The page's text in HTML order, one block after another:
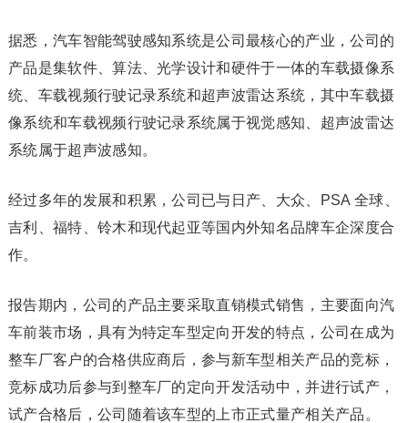
据悉，汽车智能驾驶感知系统是公司最核心的产业，公司的
产品是集软件、算法、光学设计和硬件于一体的车载摄像系
统、车载视频行驶记录系统和超声波雷达系统，其中车载摄
像系统和车载视频行驶记录系统属于视觉感知、超声波雷达
系统属于超声波感知。
经过多年的发展和积累，公司已与日产、大众、PSA 全球、
吉利、福特、铃木和现代起亚等国内外知名品牌车企深度合
作。
报告期内，公司的产品主要采取直销模式销售，主要面向汽
车前装市场，具有为特定车型定向开发的特点，公司在成为
整车厂客户的合格供应商后，参与新车型相关产品的竞标，
竞标成功后参与到整车厂的定向开发活动中，并进行试产，
试产合格后，公司随着该车型的上市正式量产相关产品。